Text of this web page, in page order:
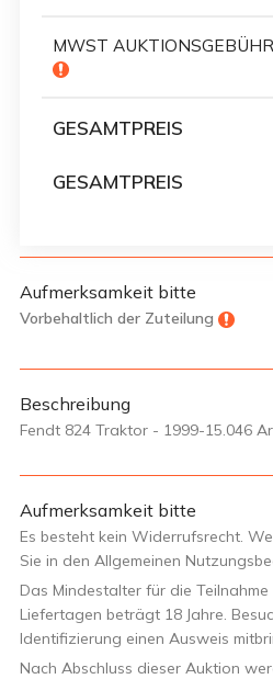
MWST AUKTIONSGEBÜHR
GESAMTPREIS
GESAMTPREIS
Aufmerksamkeit bitte
Vorbehaltlich der Zuteilung
Beschreibung
Fendt 824 Traktor - 1999-15.046
Aufmerksamkeit bitte
Es besteht kein Widerrufsrecht.
Sie in den Allgemeinen
Das Mindestalter für die
Liefertagen beträgt 18 Jahre.
Identifizierung einen Ausweis
Nach Abschluss dieser Auktion